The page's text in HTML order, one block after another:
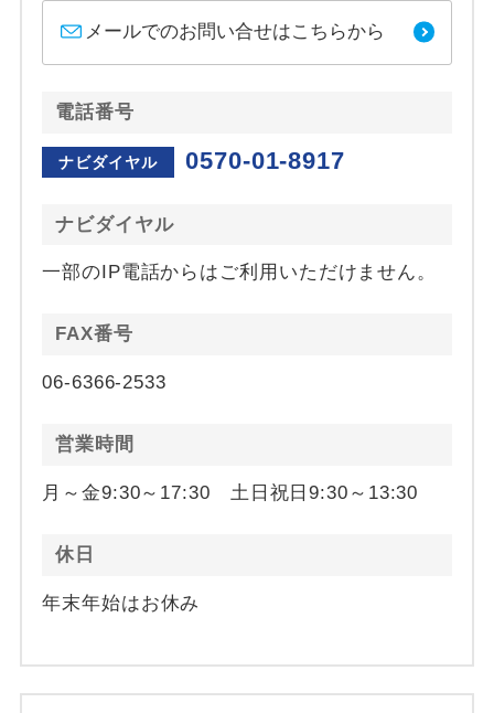
メールでのお問い合せはこちらから
電話番号
ナビダイヤル 0570-01-8917
ナビダイヤル
一部のIP電話からはご利用いただけません。
FAX番号
06-6366-2533
営業時間
月～金9:30～17:30 土日祝日9:30～13:30
休日
年末年始はお休み